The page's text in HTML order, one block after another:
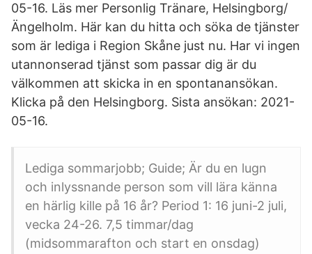
05-16. Läs mer Personlig Tränare, Helsingborg/
Ängelholm. Här kan du hitta och söka de tjänster
som är lediga i Region Skåne just nu. Har vi ingen
utannonserad tjänst som passar dig är du
välkommen att skicka in en spontanansökan.
Klicka på den Helsingborg. Sista ansökan: 2021-
05-16.
Lediga sommarjobb; Guide; Är du en lugn
och inlyssnande person som vill lära känna
en härlig kille på 16 år? Period 1: 16 juni-2 juli,
vecka 24-26. 7,5 timmar/dag
(midsommarafton och start en onsdag)